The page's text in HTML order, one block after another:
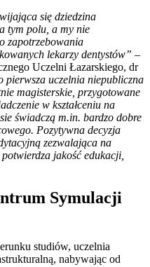
się dziedzina
tym polu, a my nie
zapotrzebowania
lekarzy dentystów” –
Uczelni Łazarskiego, dr
pierwsza uczelnia niepubliczna
magisterskie, przygotowane
w kształceniu na
świadczą m.in. bardzo dobre
Pozytywna decyzja
zezwalająca na
jakość edukacji,
Symulacji
studiów, uczelnia
nabywając od